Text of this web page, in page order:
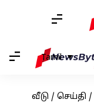
Tamil
வீடு / செய்தி /